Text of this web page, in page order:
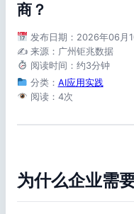
商？
发布日期：2026年06月
✍️ 来源：广州钜兆数据
阅读时间：约3分钟
分类： AI应用实践
阅读：4次
为什么企业需